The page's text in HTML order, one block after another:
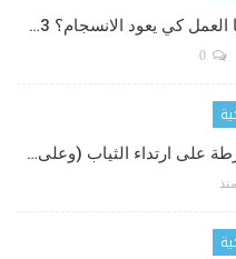
كي يعود الانسجام؟ 3…
0
على ارتداء الثياب (وعلى…